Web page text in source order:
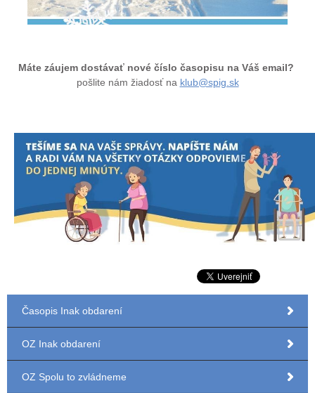
Máte záujem dostávať nové číslo časopisu na Váš email?
pošlite nám žiadosť na klub@spig.sk
Časopis Inak obdarení
OZ Inak obdarení
OZ Spolu to zvládneme